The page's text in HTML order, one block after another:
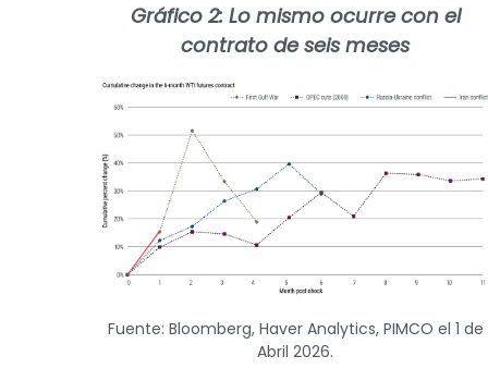
Gráfico 2: Lo mismo ocurre con el
contrato de seis meses
Fuente: Bloomberg, Haver Analytics, PIMCO el 1 de
Abril 2026.